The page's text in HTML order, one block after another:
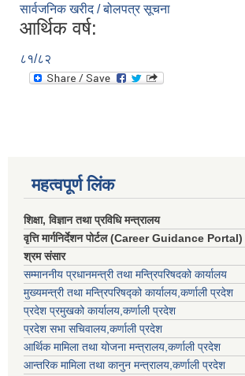
सार्वजनिक खरीद / बोलपत्र सूचना
आर्थिक वर्ष:
८१/८२
महत्वपूर्ण लिंक
शिक्षा, विज्ञान तथा प्रविधि मन्त्रालय
वृत्ति मार्गनिर्देशन पोर्टल (Career Guidance Portal)
श्रम संसार
सम्माननीय प्रधानमन्त्री तथा मन्त्रिपरिषद‌को कार्यालय
मुख्यमन्त्री तथा मन्त्रिपरिषद्को कार्यालय,कर्णाली प्रदेश
प्रदेश प्रमुखको कार्यालय,कर्णाली प्रदेश
प्रदेश सभा सचिवालय,कर्णाली प्रदेश
आर्थिक मामिला तथा योजना मन्त्रालय,कर्णाली प्रदेश
आन्तरिक मामिला तथा कानुन मन्त्रालय,कर्णाली प्रदेश